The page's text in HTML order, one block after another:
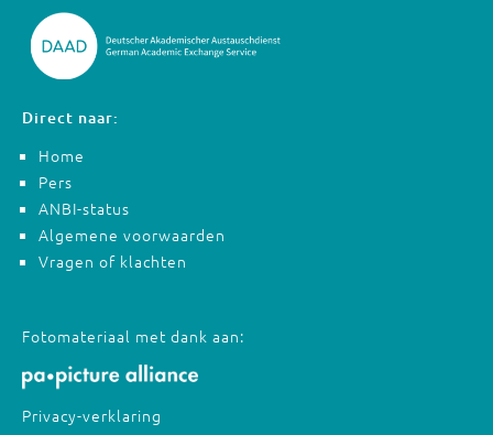
Direct naar:
Home
Pers
ANBI-status
Algemene voorwaarden
Vragen of klachten
Fotomateriaal met dank aan:
Privacy-verklaring